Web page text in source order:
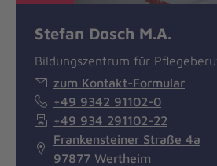
Stefan Dosch M.A.
Bildungszentrum für
zum Kontakt-Formular
+49 9342 91102-0
+49 934 291102-22
Frankensteiner Straße 4a
97877 Wertheim